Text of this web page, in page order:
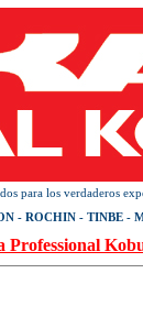
para los verdaderos
- ROCHIN - TINBE -
Professional